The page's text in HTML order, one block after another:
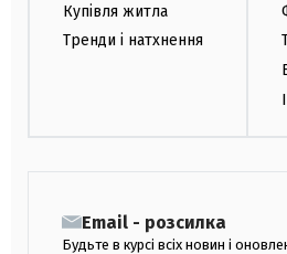
Купівля житла
Тренди і натхнення
Email - розсилка
Будьте в курсі всіх новин і